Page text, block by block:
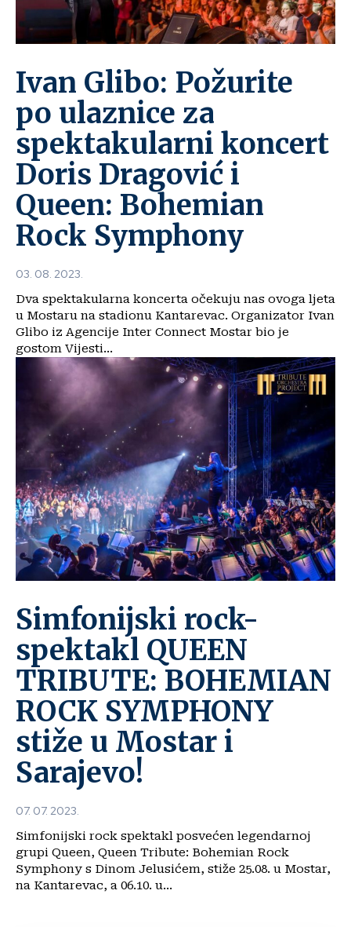
Ivan Glibo: Požurite
po ulaznice za
spektakularni koncert
Doris Dragović i
Queen: Bohemian
Rock Symphony
03. 08. 2023.
Dva spektakularna koncerta očekuju nas ovoga ljeta
u Mostaru na stadionu Kantarevac. Organizator Ivan
Glibo iz Agencije Inter Connect Mostar bio je
gostom Vijesti...
Simfonijski rock-
spektakl QUEEN
TRIBUTE: BOHEMIAN
ROCK SYMPHONY
stiže u Mostar i
Sarajevo!
07. 07. 2023.
Simfonijski rock spektakl posvećen legendarnoj
grupi Queen, Queen Tribute: Bohemian Rock
Symphony s Dinom Jelusićem, stiže 25.08. u Mostar,
na Kantarevac, a 06.10. u...